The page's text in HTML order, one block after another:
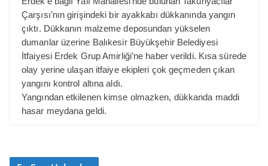
Çarşısı’nın girişindeki bir ayakkabı dükkanında yangın
çıktı. Dükkanın malzeme deposundan yükselen
dumanlar üzerine Balıkesir Büyükşehir Belediyesi
İtfaiyesi Erdek Grup Amirliği’ne haber verildi. Kısa sürede
olay yerine ulaşan itfaiye ekipleri çok geçmeden çıkan
yangını kontrol altına aldı.
Yangından etkilenen kimse olmazken, dükkanda maddi
hasar meydana geldi.